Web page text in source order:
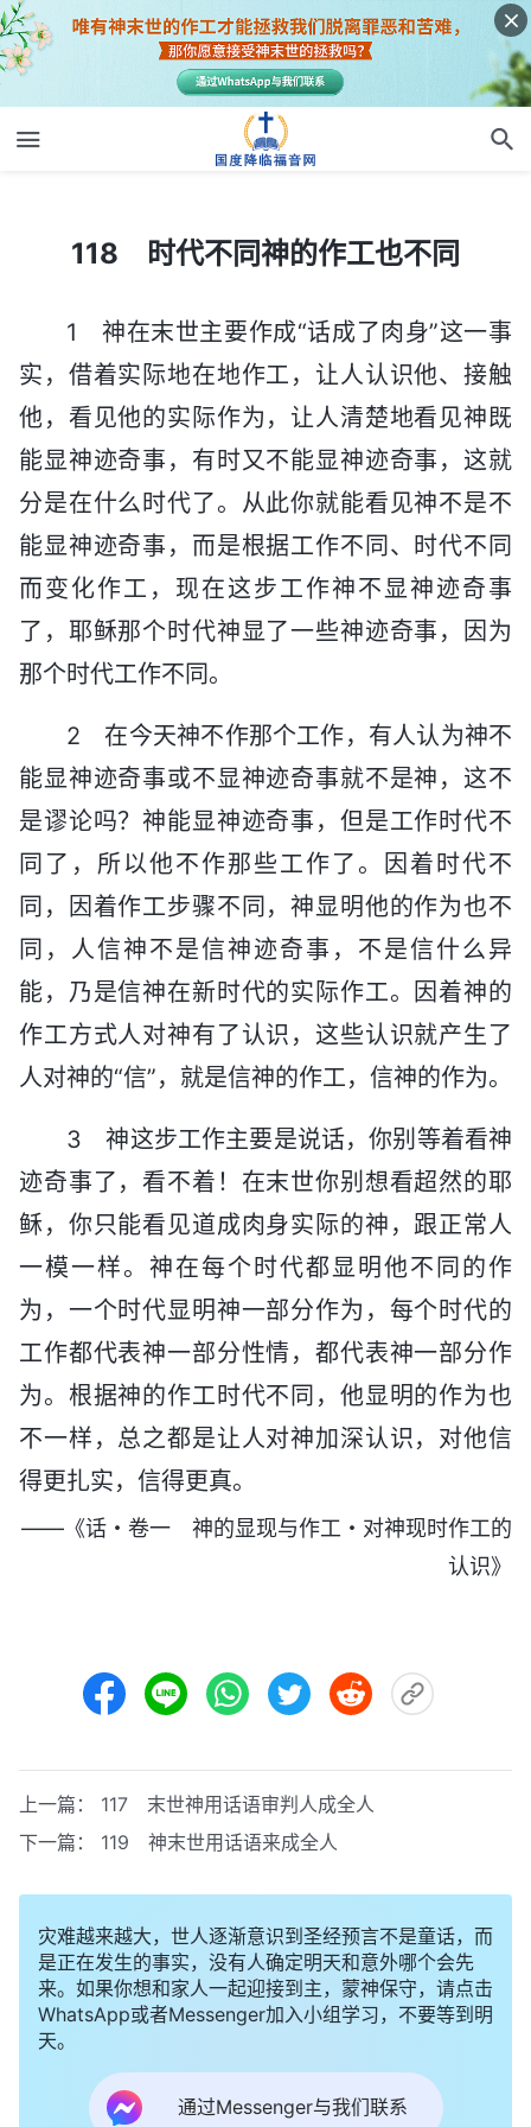
118 时代不同神的作工也不同
1 神在末世主要作成“话成了肉身”这一事
实，借着实际地在地作工，让人认识他、接触
他，看见他的实际作为，让人清楚地看见神既
能显神迹奇事，有时又不能显神迹奇事，这就
分是在什么时代了。从此你就能看见神不是不
能显神迹奇事，而是根据工作不同、时代不同
而变化作工，现在这步工作神不显神迹奇事
了，耶稣那个时代神显了一些神迹奇事，因为
那个时代工作不同。
2 在今天神不作那个工作，有人认为神不
能显神迹奇事或不显神迹奇事就不是神，这不
是谬论吗？神能显神迹奇事，但是工作时代不
同了，所以他不作那些工作了。因着时代不
同，因着作工步骤不同，神显明他的作为也不
同，人信神不是信神迹奇事，不是信什么异
能，乃是信神在新时代的实际作工。因着神的
作工方式人对神有了认识，这些认识就产生了
人对神的“信”，就是信神的作工，信神的作为。
3 神这步工作主要是说话，你别等着看神
迹奇事了，看不着！在末世你别想看超然的耶
稣，你只能看见道成肉身实际的神，跟正常人
一模一样。神在每个时代都显明他不同的作
为，一个时代显明神一部分作为，每个时代的
工作都代表神一部分性情，都代表神一部分作
为。根据神的作工时代不同，他显明的作为也
不一样，总之都是让人对神加深认识，对他信
得更扎实，信得更真。
——《话・卷一 神的显现与作工・对神现时作工的
认识》
上一篇： 117 末世神用话语审判人成全人
下一篇： 119 神末世用话语来成全人
灾难越来越大，世人逐渐意识到圣经预言不是童话，而
是正在发生的事实，没有人确定明天和意外哪个会先
来。如果你想和家人一起迎接到主，蒙神保守，请点击
WhatsApp或者Messenger加入小组学习，不要等到明
天。
通过Messenger与我们联系